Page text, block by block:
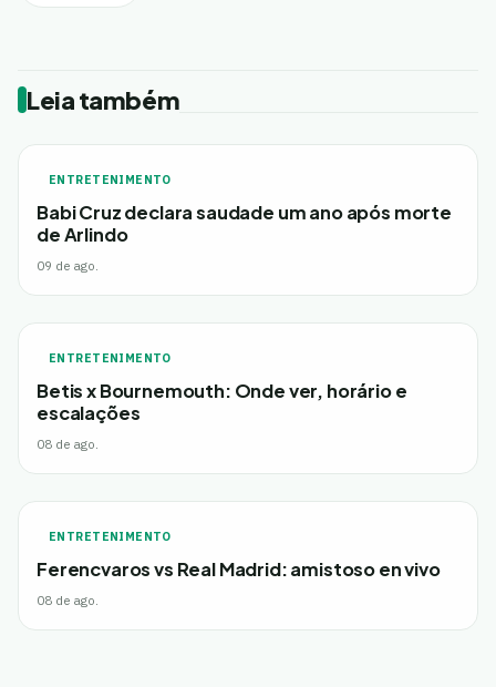
Leia também
ENTRETENIMENTO
Babi Cruz declara saudade um ano após morte
de Arlindo
09 de ago.
ENTRETENIMENTO
Betis x Bournemouth: Onde ver, horário e
escalações
08 de ago.
ENTRETENIMENTO
Ferencvaros vs Real Madrid: amistoso en vivo
08 de ago.